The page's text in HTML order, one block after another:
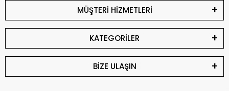
MÜŞTERİ HİZMETLERİ
KATEGORİLER
BİZE ULAŞIN